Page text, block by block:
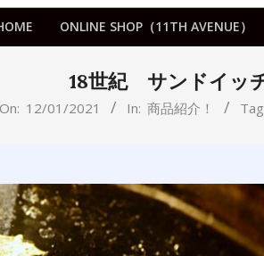
Primary
Menu
ONLINE SHOP（11TH AVENUE）
18世紀 サンドイッ
On: 12/01/2021 In: 商品紹介！